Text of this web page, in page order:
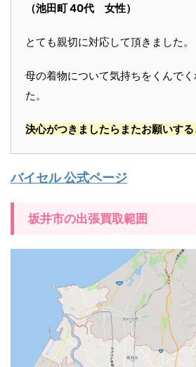
（池田町 40代 女性）
とても親切に対応して頂きました。
母の着物について気持ちをくんで
た。
決心がつきましたらまたお願いする
バイセル 公式ページ
坂井市の出張買取範囲